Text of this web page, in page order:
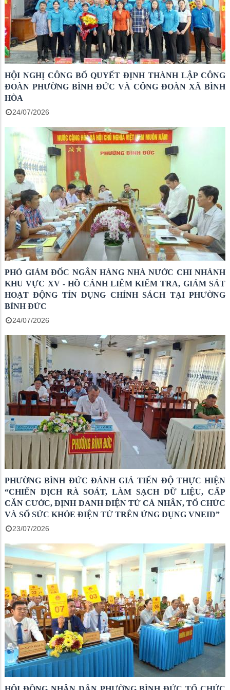
HỘI NGHỊ CÔNG BỐ QUYẾT ĐỊNH THÀNH LẬP CÔNG
ĐOÀN PHƯỜNG BÌNH ĐỨC VÀ CÔNG ĐOÀN XÃ BÌNH
HÒA
24/07/2026
PHÓ GIÁM ĐỐC NGÂN HÀNG NHÀ NƯỚC CHI NHÁNH
KHU VỰC XV - HỒ CẢNH LIÊM KIỂM TRA, GIÁM SÁT
HOẠT ĐỘNG TÍN DỤNG CHÍNH SÁCH TẠI PHƯỜNG
BÌNH ĐỨC
24/07/2026
PHƯỜNG BÌNH ĐỨC ĐÁNH GIÁ TIẾN ĐỘ THỰC HIỆN
“CHIẾN DỊCH RÀ SOÁT, LÀM SẠCH DỮ LIỆU, CẤP
CĂN CƯỚC, ĐỊNH DANH ĐIỆN TỬ CÁ NHÂN, TỔ CHỨC
VÀ SỔ SỨC KHỎE ĐIỆN TỬ TRÊN ỨNG DỤNG VNEID”
23/07/2026